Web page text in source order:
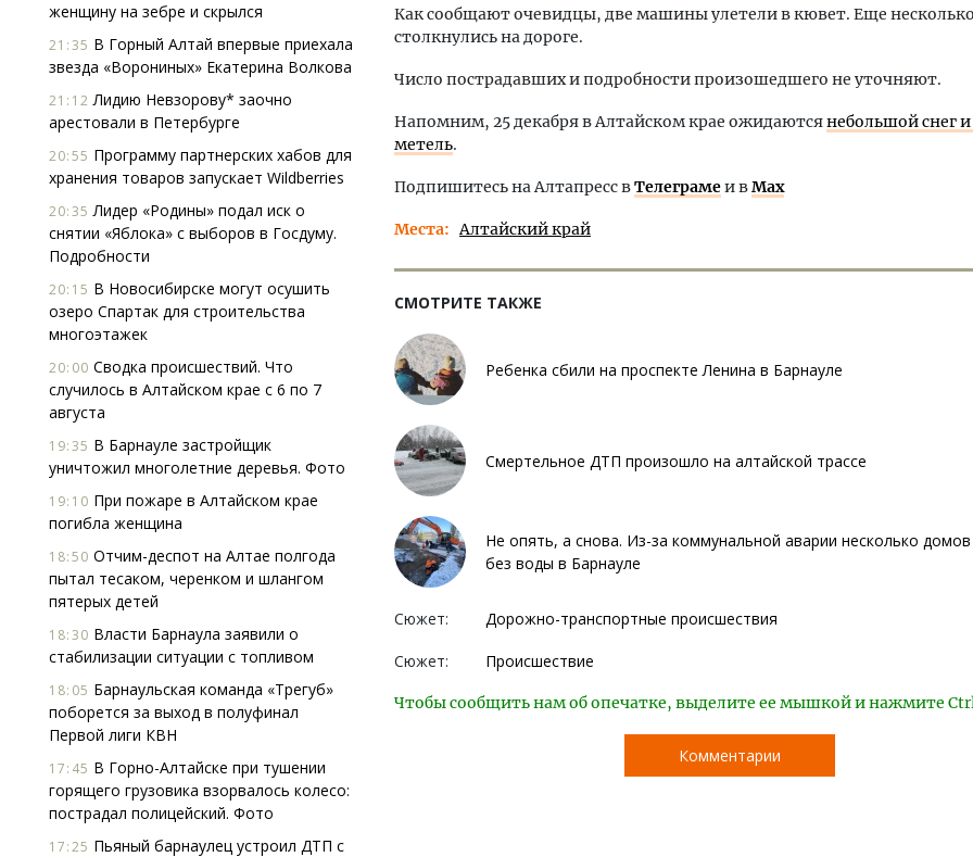
женщину на зебре и скрылся
21:35 В Горный Алтай впервые приехала
звезда «Ворониных» Екатерина Волкова
21:12 Лидию Невзорову* заочно
арестовали в Петербурге
20:55 Программу партнерских хабов для
хранения товаров запускает Wildberries
20:35 Лидер «Родины» подал иск о
снятии «Яблока» с выборов в Госдуму.
Подробности
20:15 В Новосибирске могут осушить
озеро Спартак для строительства
многоэтажек
20:00 Сводка происшествий. Что
случилось в Алтайском крае с 6 по 7
августа
19:35 В Барнауле застройщик
уничтожил многолетние деревья. Фото
19:10 При пожаре в Алтайском крае
погибла женщина
18:50 Отчим-деспот на Алтае полгода
пытал тесаком, черенком и шлангом
пятерых детей
18:30 Власти Барнаула заявили о
стабилизации ситуации с топливом
18:05 Барнаульская команда «Трегуб»
поборется за выход в полуфинал
Первой лиги КВН
17:45 В Горно-Алтайске при тушении
горящего грузовика взорвалось колесо:
пострадал полицейский. Фото
17:25 Пьяный барнаулец устроил ДТП с
Как сообщают очевидцы, две машины улетели в кювет. Еще
столкнулись на дороге.
Число пострадавших и подробности произошедшего не уточняют.
Напомним, 25 декабря в Алтайском крае ожидаютсянебольшой снег и
метель.
Подпишитесь на Алтапресс вТелеграмеи вMax
Места Алтайский край
СМОТРИТЕ ТАКЖЕ
Ребенка сбили на проспекте Ленина в Барнауле
Смертельное ДТП произошло на алтайской трассе
Не опять, а снова. Из-за коммунальной аварии несколько домов
без воды в Барнауле
Сюжет: Дорожно-транспортные происшествия
Сюжет: Происшествие
Чтобы сообщить нам об опечатке, выделите ее мышкой и нажмите
Комментарии